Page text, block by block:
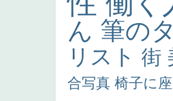
ん 筆の
リスト 街
合写真 椅子に